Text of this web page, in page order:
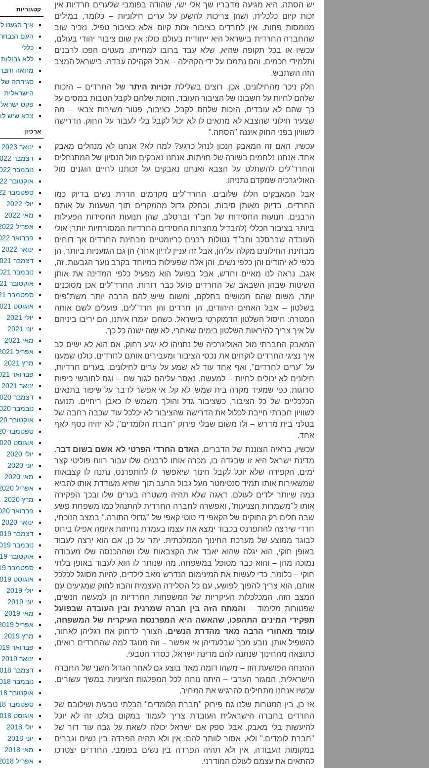
יש הסתה, היא מגיעה מדבריו שך אלי ישי, שהודה בפומבי שלערים חרדיות אין
זכות קיום כלכלית, ושהן צריכות להשען על ערים חילוניות – כלומר, במילים
מנומסות פחות, אין לחרדים כציבור זכות קיום אלא כציבור טפיל. נזכיר שוב
שהחברה החרדית בישראל היא ייחודית בעולם כולו: אין שום ציבור יהודי בעולם,
עכשיו או בכל תקופה שהיא, שלא עבד ברובו למחייתו. מעטים הפכו לרבנים
ותלמידי חכמים, והם נתמכו על ידי הקהילה – אבל הקהילה עבדה. בישראל המצב
הזה השתבש.
חלק ניכר מהחילונים, אכן, רוצים בשלילת זכויות היתר של החרדים – הזכות
שלהם לחיות על חשבונו של הציבור העובד, הזכות שלהם לקבל הטבות במסים על
כך שהם לא עובדים, הזכות שלהם לקבל, כציבור, פטור משירות צבאי – מה
שצעיר חילוני שהצבא לא מתאים לו לא יכול לקבל בלי לעבור על החוק. הדרישה
לשוויון בפני החוק איננה "הסתה."
עכשיו, האם זה המאבק הנכון לנהל כרגע? למה לא? אנחנו לא מנהלים מאבק
אחד. אנחנו נלחמים בשורה של חזיתות. אנחנו נאבקים מול הנסיון של המתנחלים
והחרד"לים להשתלט על הצבא ואנחנו נאבקים על זכותנו לחיים הוגנים מול
האוליגרכיה שמקדם נתניהו.
אבל המאבקים הללו שלובים. החרד"לים מקדמים הדרת נשים בדיוק כמו
החרדים, בדיוק מאותן סיבות, ובחלק גדול מהמקרים תוך השענות על אותם
הרבנים. תנועות החסידות של חב"ד וברסלב, שהן תנועות החסידות הפעילות
ביותר בציבור הכללי (להבדיל מחצרות החסידים החרדיות המסורתיות יותר; אולי
העובדה שברסלב וחב"ד נטולות רבנים כריזמטיים מבחינת החרדים אך דוחים
מבחינת החילונים מקלה עליהן, אבל זה עניין לדיון אחר) הן גם הגזעניות ביותר, הן
כלפי לא יהודים והן כלפי נשים, והן אלה שפעילות במיוחד בקרב נוער הגבעות. זה,
אגב, נראה לנו מאיים וחדש, אבל בפועל הוא מפעיל כלפי המדינה את אותן
השיטות שבהן השבאב של החרדים פועל כבר דורות. החרד"לים אכן מסוכנים
יותר, משום שהם חמושים בחלקם, ומשום שיש להם הרבה יותר משת"פים
בשלטון – אבל האחים היהודים, הן חרדים והן חרד"לים, פועלים לשם אותה
המטרה: חיסול השלטון הדמוקרטי בישראל. כשהם יגמרו איתנו, הם יריבו ביניהם
על איך צריך להיראות השלטון בימים שאחרי. לא שזה ישנה כל כך.
המאבק החברתי מול האוליגרכיה של נתניהו לא יגיע רחוק, אם הוא לא ישים לב
איך נציגי החרדים לוקחים את נכסי הציבור ומעבירים אותם לחרדים. כולנו שמענו
על "ערים לחרדים", ואף אחד עוד לא שמע על ערים לחילונים. בערים חרדיות,
חילונים לא יכולים לחיות – למעשה, נאסר עליהם לגור שם – וגם לחובשי כיפות
סרוגות, כפי שמעיד מקרה בית שמש, לא קל. אי אפשר לדבר על שיפור בתנאים
הכלכליים של כל הציבור, כשציבור גדל והולך משמש לו כאבן ריחיים. תנועה
לשוויון חברתי חייבת לכלול את הדרישה שהציבור לא יכלכל עוד שכבה רחבה של
בטלני בית מדרש – ולו משום שבלי פירוק "חברת הלומדים", לא יהיה כסף לאף
אחד.
עכשיו, בראיה הצוננת של הדברים, האדם החרדי הפרטי לא אשם בשום דבר.
מדינת ישראל היא זו שבגדה בו, מכרה אותו לרבנים שלו עבור רווח פוליטי קצר
ימים, הקפידה שלא יוכל לקבל חינוך שיאפשר לו להתפרנס, נתנה לו קצבאות
שמשאירות אותו תמיד סנטימטר מעל גבול הרעב תוך שהיא מעודדת אותו להביא
כמה שיותר ילדים לעולם, דאגה שלא תהיה משטרה בערים שלו ובכך הפקירה
אותו ל"משמרות הצניעות", ואפשרה לחברה החרדית להתנהל כמו משפחת פשע
שבה חלים רק החוקים של הקאפי די טוטי קאפי של "גדולי התורה." במצב הנוכחי,
חרדי שירצה להתפרנס בכבוד ימצא את עצמו בעמדת נחיתות איומה אפילו ביחס
לבוגר ממוצע של מערכת החינוך הממלכתית. יתר על כן, אם הוא ירצה לעבוד
באופן חוקי, הוא יגלה שהוא יאבד את הקצבאות שלו ושההכנסה שלו מעבודה
נמוכה מהן – והוא כבר מטופל במשפחה. מה שנותר לו הוא לעבוד באופן בלתי
חוקי – כלומר, כדי לעשות את המינימום הנדרש מאב לילדים, להיות מסוגל לכלכל
אותם, הוא צריך להפוך לפושע, עם כל הסלידה העצמית והבוז לחוק שמגיעים עם
המצב הזה. המכלכלות העיקריות של המשפחות החרדיות הן למעשה הנשים,
שפטורות מלימוד – והמתח הזה בין חברה שמרנית ובין העובדה שבפועל
תפקידי המינים התהפכו, שהאשה היא המפרנסת העיקרית של המשפחה,
עומד מאחורי הרבה מאד מהדרת הנשים. הצורך לדחוק את רגליהן לאחור,
להשפיל אותן, נובע מכך שבלעדיהן אי אפשר – וזה מנוגד למה שהחרדים רואים,
כתוצאה מהחינוך שנתנה להם מדינת ישראל, כסדר הטבעי.
ההזנחה הפושעת הזו – משהו דומה מאד בוצע גם לאחר הגדול השני של החברה
הישראלית, המגזר הערבי – היתה נוחה לכל המפלגות הציוניות במשך עשורים.
עכשיו אנחנו מתחילים להרגיש את המחיר.
אז כן, בין המטרות שלנו גם פירוק "חברת הלומדים" הבלתי טבעית ושילובם של
החרדים בחברה הישראלית העובדת צריך לעמוד במקום בולט. זה לא יוכל
להיעשות בלי מאבק, אבל ספק אם ישראל יכולה לשאת על גבה עוד דור של
"חברת לומדים." ולא, אסור לוותר להם: אין ולא תהיה הפרדה בין נשים וגברים
במקומות העבודה, אין ולא תהיה הפרדה בין נשים בפומבי. החרדים יצטרכו
להתאים את עצמם לעולם המודרני.
קטגוריות
איך הגענו
העם הנבחר
כללי
ללא גבולות
מחאה
סגירתה
הישראלית
פקס
צבא שיש
ארכיון
ינואר 2023
דצמבר 2022
נובמבר 2022
אוקטובר 2022
ספטמבר 2022
יולי 2022
מאי 2022
אפריל 2022
פברואר 2022
ינואר 2022
דצמבר 2021
נובמבר 2021
אוקטובר 2021
ספטמבר 2021
אוגוסט 2021
יולי 2021
יוני 2021
מאי 2021
אפריל 2021
מרץ 2021
פברואר 2021
ינואר 2021
דצמבר 2020
נובמבר 2020
אוקטובר 2020
ספטמבר 2020
אוגוסט 2020
יולי 2020
יוני 2020
מאי 2020
אפריל 2020
מרץ 2020
פברואר 2020
ינואר 2020
דצמבר 2019
נובמבר 2019
אוקטובר 2019
ספטמבר 2019
אוגוסט 2019
יולי 2019
יוני 2019
מאי 2019
אפריל 2019
מרץ 2019
פברואר 2019
ינואר 2019
דצמבר 2018
נובמבר 2018
אוקטובר 2018
ספטמבר 2018
אוגוסט 2018
יולי 2018
יוני 2018
מאי 2018
אפריל 2018